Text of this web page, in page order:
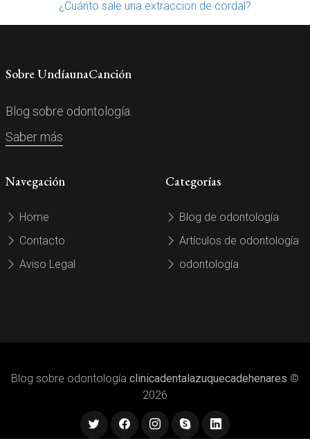
¿Cuánto sale una extraccion de cordal?
Sobre UndíaunaCanción
Blog sobre odontología.
Saber más
Navegación
Home
Contacto
Aviso Legal
Categorías
Blog de odontología
Artículos de odontología
odontología
Blog sobre odontología clinicadentalazuquecadehenares ©
2026